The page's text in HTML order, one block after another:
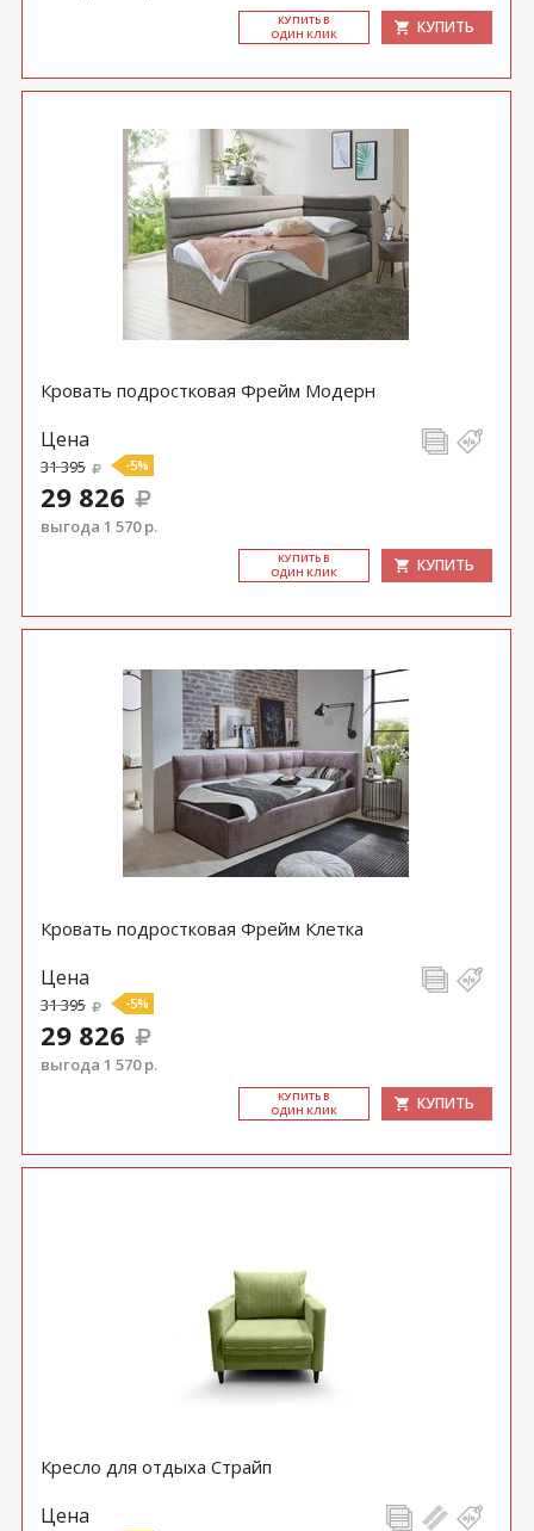
КУ­ПИТЬ В
ОДИН КЛИК
КУПИТЬ
Кровать подростковая Фрейм Модерн
Цена
31 395 -5%
29 826
выгода 1 570 р.
КУ­ПИТЬ В
ОДИН КЛИК
КУПИТЬ
Кровать подростковая Фрейм Клетка
Цена
31 395 -5%
29 826
выгода 1 570 р.
КУ­ПИТЬ В
ОДИН КЛИК
КУПИТЬ
Кресло для отдыха Страйп
Цена